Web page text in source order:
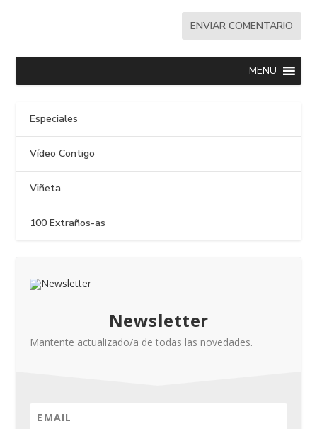
MENU
Especiales
Vídeo Contigo
Viñeta
100 Extraños-as
Newsletter
Mantente actualizado/a de todas las novedades.